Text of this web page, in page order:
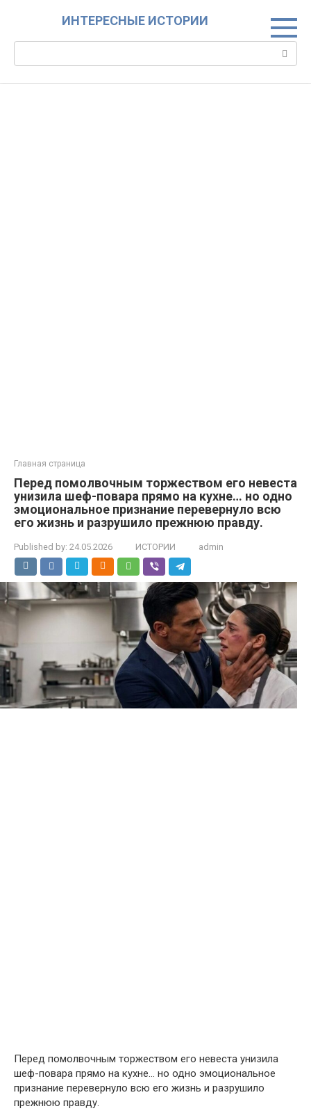
ИНТЕРЕСНЫЕ ИСТОРИИ
Главная страница
Перед помолвочным торжеством его невеста
унизила шеф-повара прямо на кухне… но одно
эмоциональное признание перевернуло всю
его жизнь и разрушило прежнюю правду.
Published by: 24.05.2026 ИСТОРИИ admin
Перед помолвочным торжеством его невеста унизила
шеф-повара прямо на кухне… но одно эмоциональное
признание перевернуло всю его жизнь и разрушило
прежнюю правду.